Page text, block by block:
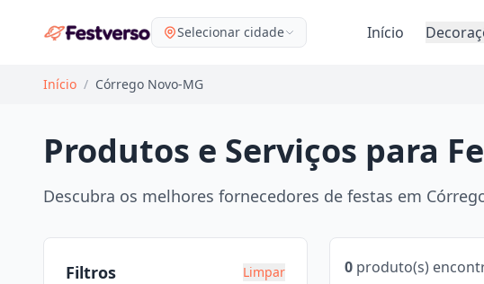
Selecionar cidade Início
Início / Córrego Novo-MG
Produtos e Serviços para
Descubra os melhores fornecedores de festas em
Filtros Limpar 0 produto(s)